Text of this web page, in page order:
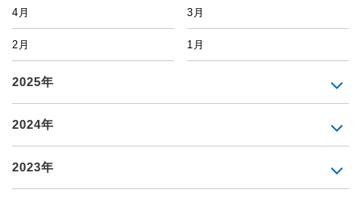
4月 3月
2月 1月
2025年
2024年
2023年